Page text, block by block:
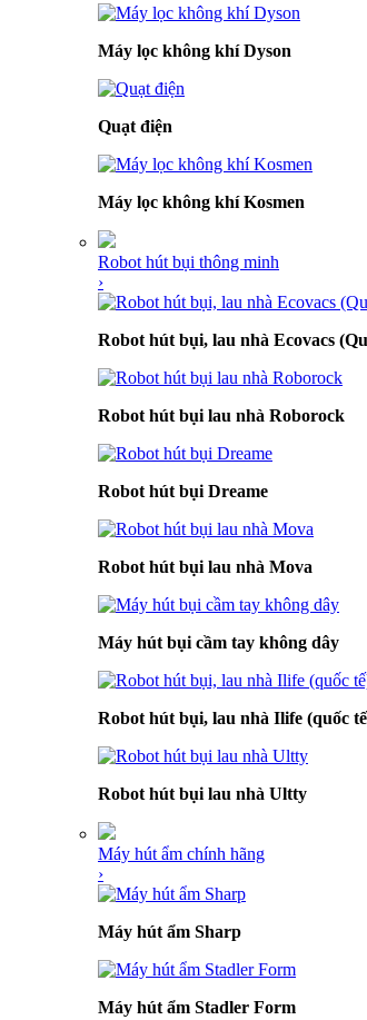
Máy lọc không khí Dyson
Quạt điện
Máy lọc không khí Kosmen
Robot hút bụi thông minh
›
Robot hút bụi, lau nhà Ecovacs
Robot hút bụi lau nhà Roborock
Robot hút bụi Dreame
Robot hút bụi lau nhà Mova
Máy hút bụi cầm tay không dây
Robot hút bụi, lau nhà Ilife (quốc
Robot hút bụi lau nhà Ultty
Máy hút ẩm chính hãng
›
Máy hút ẩm Sharp
Máy hút ẩm Stadler Form